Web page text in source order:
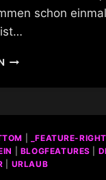
schon
DRAGS
WILD
_FEATURE-RIGHT
BLOGFEATURES
URLAUB